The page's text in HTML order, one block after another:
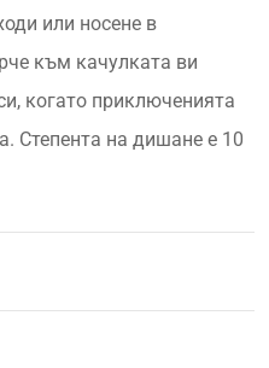
или носене в
към качулката ви
когато приключенията
Степента на дишане е 10